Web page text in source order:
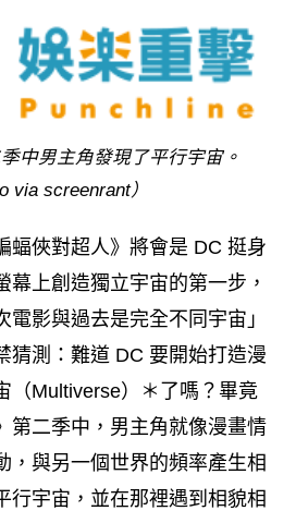
中男主角發現了平行宇宙。
via screenrant）
蝠俠對超人》將會是 DC 挺身
幕上創造獨立宇宙的第一步，
電影與過去是完全不同宇宙」
猜測：難道 DC 要開始打造漫
（Multiverse）＊了嗎？畢竟
第二季中，男主角就像漫畫情
，與另一個世界的頻率產生相
行宇宙，並在那裡遇到相貌相